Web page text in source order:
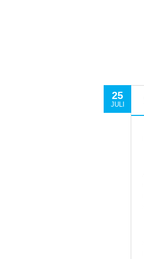
25
JULI